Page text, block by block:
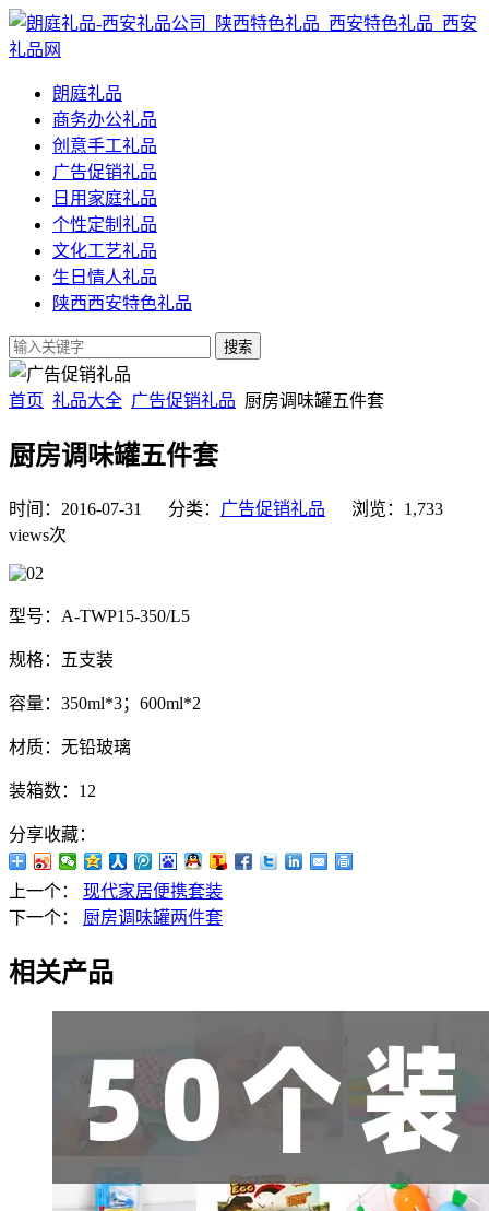
朗庭礼品
商务办公礼品
创意手工礼品
广告促销礼品
日用家庭礼品
个性定制礼品
文化工艺礼品
生日情人礼品
陕西西安特色礼品
首页 礼品大全 广告促销礼品 厨房调味罐五件套
厨房调味罐五件套
时间：2016-07-31 分类： 广告促销礼品 浏览：1,733
views次
型号：A-TWP15-350/L5
规格：五支装
容量：350ml*3；600ml*2
材质：无铅玻璃
装箱数：12
分享收藏：
上一个： 现代家居便携套装
下一个： 厨房调味罐两件套
相关产品